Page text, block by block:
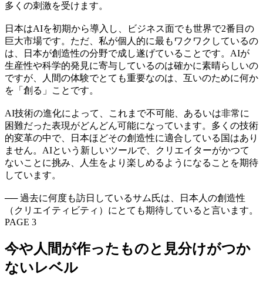
多くの刺激を受けます。
日本はAIを初期から導入し、ビジネス面でも世界で2番目の
巨大市場です。ただ、私が個人的に最もワクワクしているの
は、日本が創造性の分野で成し遂げていることです。AIが
生産性や科学的発見に寄与しているのは確かに素晴らしいの
ですが、人間の体験でとても重要なのは、互いのために何か
を「創る」ことです。
AI技術の進化によって、これまで不可能、あるいは非常に
困難だった表現がどんどん可能になっています。多くの技術
的変革の中で、日本ほどその創造性に適合している国はあり
ません。AIという新しいツールで、クリエイターがかつて
ないことに挑み、人生をより楽しめるようになることを期待
しています。
── 過去に何度も訪日しているサム氏は、日本人の創造性
（クリエイティビティ）にとても期待していると言います。
PAGE 3
今や人間が作ったものと見分けがつか
ないレベル